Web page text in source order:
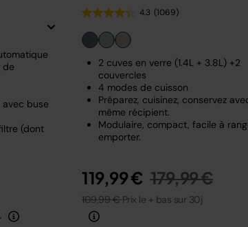
de
buse
(dont
au
4.3 (1069)
2 cuves en verre (1.4L + 3.8L) +2
couvercles
4 modes de cuisson
Préparez, cuisinez, conservez
même récipient.
Modulaire, compact, facile à
emporter.
119,99 € Prix réduit de
179,99 €au
109,99 €Prix le + bas sur 30j